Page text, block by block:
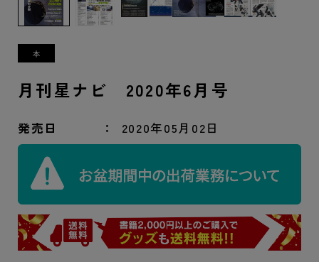
月刊星ナビ 2020年6月号
発売日 2020年05月02日